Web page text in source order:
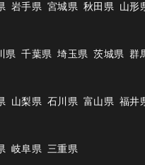
岩手県 宮城県 秋田県 山形
県 千葉県 埼玉県 茨城県 群
山梨県 石川県 富山県 福井
岐阜県 三重県